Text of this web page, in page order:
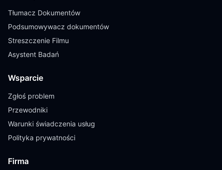
Tłumacz Dokumentów
Podsumowywacz dokumentów
Streszczenie Filmu
Asystent Badań
Wsparcie
Zgłoś problem
Przewodniki
Warunki świadczenia usług
Polityka prywatności
Firma